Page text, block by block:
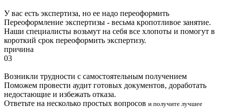
У вас есть экспертиза, но ее надо переоформить
Переоформление экспертизы - весьма кропотливое занятие.
Наши специалисты возьмут на себя все хлопоты и помогут в
короткий срок переоформить экспертизу.
причина
03
Возникли трудности с самостоятельным получением
Поможем провести аудит готовых документов, доработать
недостающие и избежать отказа.
Ответьте на несколько простых вопросов и получите лучшее